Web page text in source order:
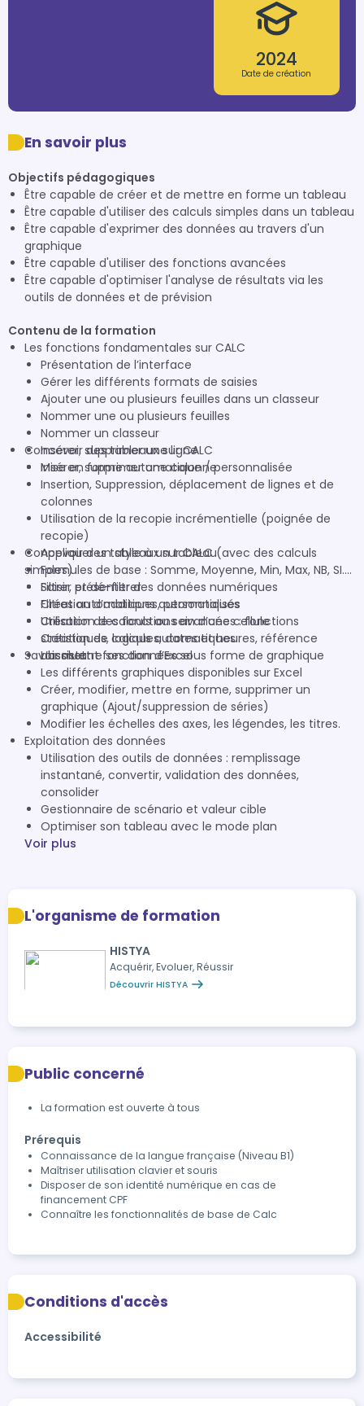
2024
Date de création
En savoir plus
Objectifs pédagogiques
Être capable de créer et de mettre en forme un tableau
Être capable d'utiliser des calculs simples dans un tableau
Être capable d'exprimer des données au travers d'un
graphique
Être capable d'utiliser des fonctions avancées
Être capable d'optimiser l'analyse de résultats via les
outils de données et de prévision
Contenu de la formation
Les fonctions fondamentales sur CALC
Présentation de l’interface
Gérer les différents formats de saisies
Ajouter une ou plusieurs feuilles dans un classeur
Nommer une ou plusieurs feuilles
Nommer un classeur
Insérer, supprimer une ligne
Insérer, supprimer une colonne
Concevoir des tableaux sur CALC
Mise en forme automatique / personnalisée
Insertion, Suppression, déplacement de lignes et de
colonnes
Utilisation de la recopie incrémentielle (poignée de
recopie)
Appliquer un style à un tableau
Formules de base : Somme, Moyenne, Min, Max, NB, SI….
Filtrer et dé-filtrer
Filtres automatiques, personnalisés
Utilisation des fonctions avancées : fonctions
statistiques, logiques, dates et heures, référence
absolue
Concevoir des tableaux sur CALC (avec des calculs
simples)
Saisir, présenter des données numériques
Création d’additions automatiques
Création de calculs au sein d’une cellule
Création de calculs automatiques
L’assistant fonction d’Excel
Savoir mettre ses données sous forme de graphique
Les différents graphiques disponibles sur Excel
Créer, modifier, mettre en forme, supprimer un
graphique (Ajout/suppression de séries)
Modifier les échelles des axes, les légendes, les titres.
Exploitation des données
Utilisation des outils de données : remplissage
instantané, convertir, validation des données,
consolider
Gestionnaire de scénario et valeur cible
Optimiser son tableau avec le mode plan
Voir plus
L'organisme de formation
HISTYA
Acquérir, Evoluer, Réussir
Découvrir HISTYA
Public concerné
La formation est ouverte à tous
Prérequis
Connaissance de la langue française (Niveau B1)
Maîtriser utilisation clavier et souris
Disposer de son identité numérique en cas de
financement CPF
Connaître les fonctionnalités de base de Calc
Conditions d'accès
Accessibilité